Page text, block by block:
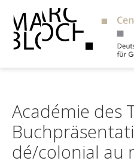
Académie des
dé/colonial au